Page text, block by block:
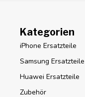
Kategorien
iPhone Ersatzteile
Samsung Ersatzteile
Huawei Ersatzteile
Zubehör